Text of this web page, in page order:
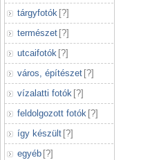
tárgyfotók [?]
természet [?]
utcaifotók [?]
város, építészet [?]
vízalatti fotók [?]
feldolgozott fotók [?]
így készült [?]
egyéb [?]